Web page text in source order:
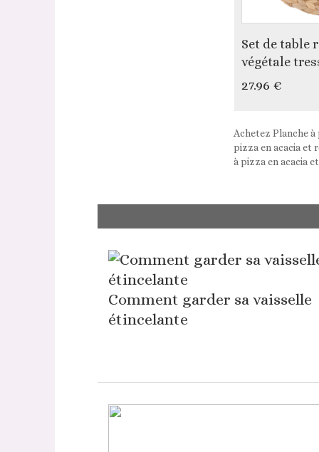
Set de table
végétale
27.96 €
Achetez Planche
pizza en acacia et
à pizza en acacia
Comment garder sa vaisselle
étincelante